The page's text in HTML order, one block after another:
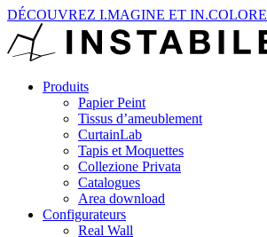
DÉCOUVREZ I.MAGINE ET IN.COLORE
Produits
Papier Peint
Tissus d’ameublement
CurtainLab
Tapis et Moquettes
Collezione Privata
Catalogues
Area download
Configurateurs
Real Wall